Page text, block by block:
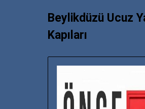
Beylikdüzü Ucuz
Kapıları